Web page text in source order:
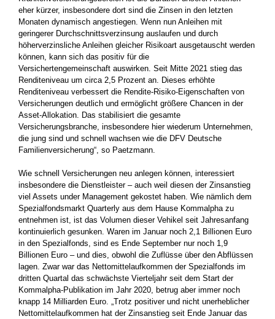
eher kürzer, insbesondere dort sind die Zinsen in den letzten
Monaten dynamisch angestiegen. Wenn nun Anleihen mit
geringerer Durchschnittsverzinsung auslaufen und durch
höherverzinsliche Anleihen gleicher Risikoart ausgetauscht werden
können, kann sich das positiv für die
Versichertengemeinschaft auswirken. Seit Mitte 2021 stieg das
Renditeniveau um circa 2,5 Prozent an. Dieses erhöhte
Renditeniveau verbessert die Rendite-Risiko-Eigenschaften von
Versicherungen deutlich und ermöglicht größere Chancen in der
Asset-Allokation. Das stabilisiert die gesamte
Versicherungsbranche, insbesondere hier wiederum Unternehmen,
die jung sind und schnell wachsen wie die DFV Deutsche
Familienversicherung“, so Paetzmann.
Wie schnell Versicherungen neu anlegen können, interessiert
insbesondere die Dienstleister – auch weil diesen der Zinsanstieg
viel Assets under Management gekostet haben. Wie nämlich dem
Spezialfondsmarkt Quarterly aus dem Hause Kommalpha zu
entnehmen ist, ist das Volumen dieser Vehikel seit Jahresanfang
kontinuierlich gesunken. Waren im Januar noch 2,1 Billionen Euro
in den Spezialfonds, sind es Ende September nur noch 1,9
Billionen Euro – und dies, obwohl die Zuflüsse über den Abflüssen
lagen. Zwar war das Nettomittelaufkommen der Spezialfonds im
dritten Quartal das schwächste Vierteljahr seit dem Start der
Kommalpha-Publikation im Jahr 2020, betrug aber immer noch
knapp 14 Milliarden Euro. „Trotz positiver und nicht unerheblicher
Nettomittelaufkommen hat der Zinsanstieg seit Ende Januar das